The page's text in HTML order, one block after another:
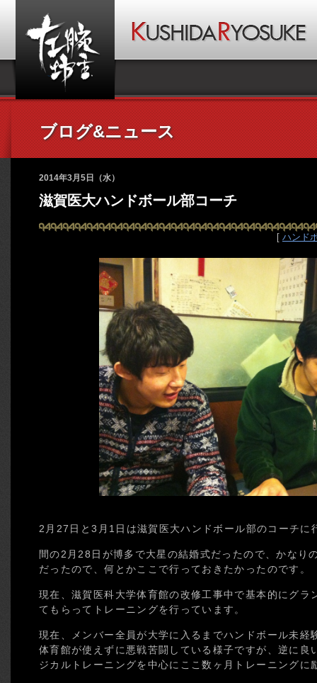
ブログ&ニュース
2014年3月5日（水）
滋賀医大ハンドボール部コーチ
[ ハンド
2月27日と3月1日は滋賀医大ハンドボール部のコーチに
間の2月28日が博多で大星の結婚式だったので、かなり
だったので、何とかここで行っておきたかったのです。
現在、滋賀医科大学体育館の改修工事中で基本的にグラ
てもらってトレーニングを行っています。
現在、メンバー全員が大学に入るまでハンドボール未経
体育館が使えずに悪戦苦闘している様子ですが、逆に良
ジカルトレーニングを中心にここ数ヶ月トレーニングに